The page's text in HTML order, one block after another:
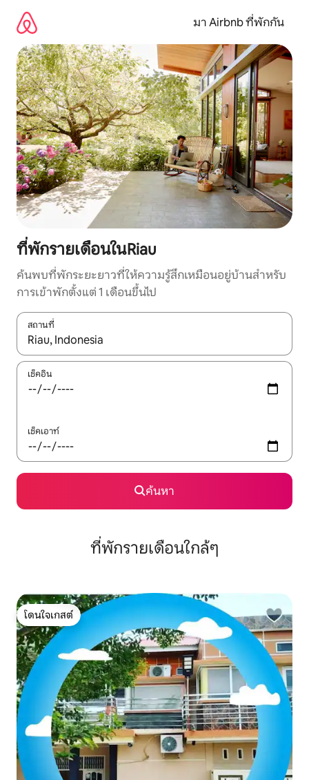
เนื้อหา
มา Airbnb ที่พักกัน
ที่พักรายเดือนในRiau
ค้นพบที่พักระยะยาวที่ให้ความรู้สึกเหมือนอยู่บ้านสำหรับ
การเข้าพักตั้งแต่ 1 เดือนขึ้นไป
สถานที่
ใช้ลูกศรขึ้นลง หรือใช้การสัมผัสหรือปัด เพื่อสำรวจผลการค้นหา
เช็คอิน
เช็คเอาท์
ค้นหา
ที่พักรายเดือนใกล้ๆ
โดนใจเกสต์
โดนใจเกสต์